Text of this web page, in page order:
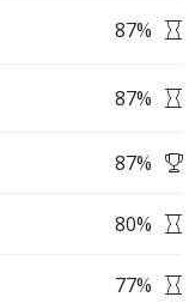
87%
87%
87%
80%
77%